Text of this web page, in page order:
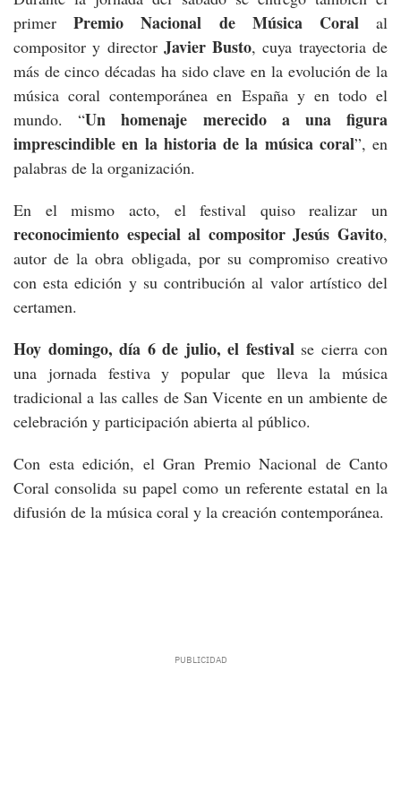
primer Premio Nacional de Música Coralal
compositor y director Javier Busto, cuya trayectoria de
más de cinco décadas ha sido clave en la evolución de la
música coral contemporánea en España y en todo el
mundo. “Un homenaje merecido a una figura
imprescindible en la historia de la música coral”, en
palabras de la organización.
En el mismo acto, el festival quiso realizar un
reconocimiento especial al compositor Jesús Gavito,
autor de la obra obligada, por su compromiso creativo
con esta edición y su contribución al valor artístico del
certamen.
Hoy domingo, día 6 de julio, el festivalse cierra con
una jornada festiva y popular que lleva la música
tradicional a las calles de San Vicente en un ambiente de
celebración y participación abierta al público.
Con esta edición, el Gran Premio Nacional de Canto
Coral consolida su papel como un referente estatal en la
difusión de la música coral y la creación contemporánea.